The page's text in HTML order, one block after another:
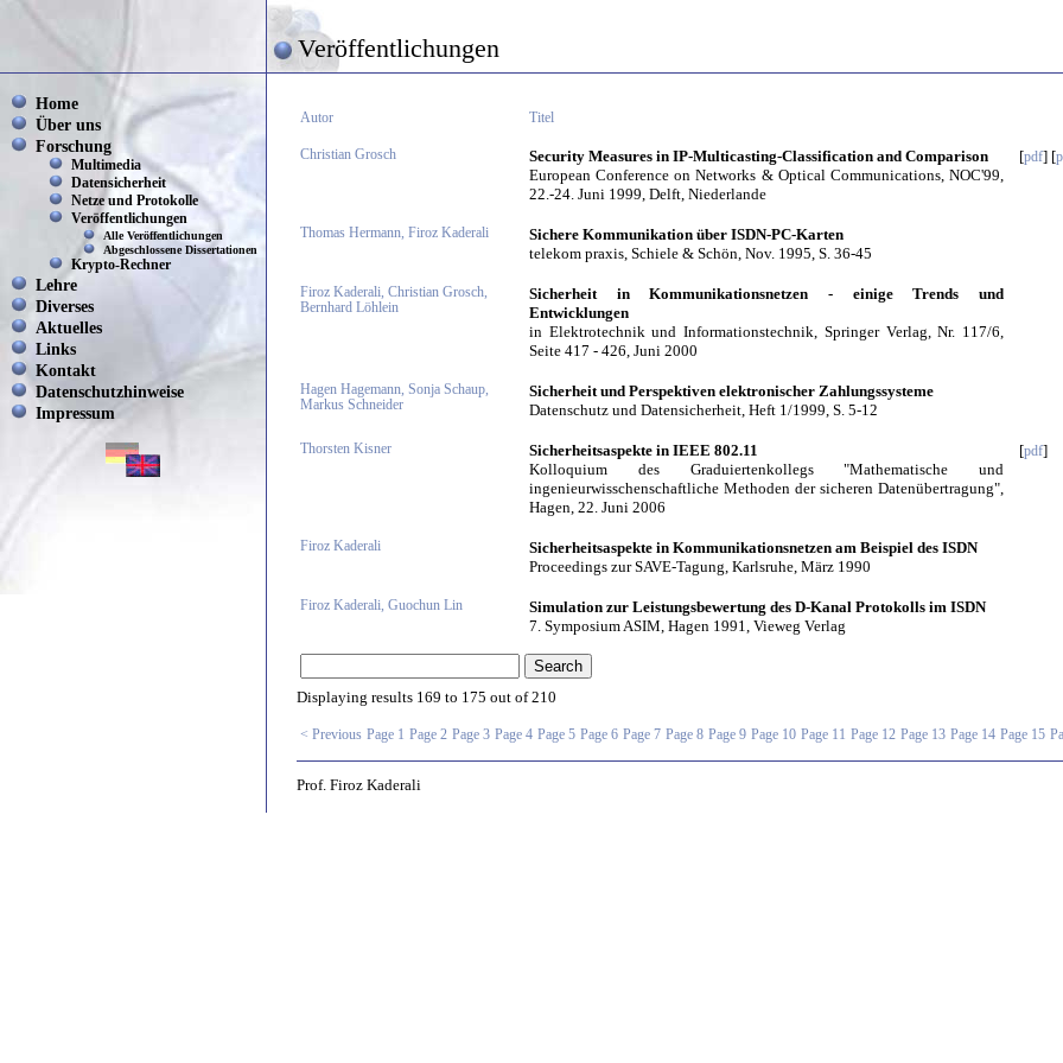
Veröffentlichungen
Home
Über uns
Forschung
Multimedia
Datensicherheit
Netze und Protokolle
Veröffentlichungen
Alle Veröffentlichungen
Abgeschlossene Dissertationen
Krypto-Rechner
Lehre
Diverses
Aktuelles
Links
Kontakt
Datenschutzhinweise
Impressum
Autor Titel
Christian Grosch
Security Measures in IP-Multicasting-Classification and Comparison
European Conference on Networks & Optical Communications, NOC'99,
22.-24. Juni 1999, Delft, Niederlande
[pdf] [
Thomas Hermann, Firoz Kaderali
Sichere Kommunikation über ISDN-PC-Karten
telekom praxis, Schiele & Schön, Nov. 1995, S. 36-45
Firoz Kaderali, Christian Grosch,
Bernhard Löhlein
Sicherheit in Kommunikationsnetzen - einige Trends und
Entwicklungen
in Elektrotechnik und Informationstechnik, Springer Verlag, Nr. 117/6,
Seite 417 - 426, Juni 2000
Hagen Hagemann, Sonja Schaup,
Markus Schneider
Sicherheit und Perspektiven elektronischer Zahlungssysteme
Datenschutz und Datensicherheit, Heft 1/1999, S. 5-12
Thorsten Kisner
Sicherheitsaspekte in IEEE 802.11
Kolloquium des Graduiertenkollegs "Mathematische und
ingenieurwisschenschaftliche Methoden der sicheren Datenübertragung",
Hagen, 22. Juni 2006
[pdf]
Firoz Kaderali
Sicherheitsaspekte in Kommunikationsnetzen am Beispiel des ISDN
Proceedings zur SAVE-Tagung, Karlsruhe, März 1990
Firoz Kaderali, Guochun Lin
Simulation zur Leistungsbewertung des D-Kanal Protokolls im ISDN
7. Symposium ASIM, Hagen 1991, Vieweg Verlag
Displaying results 169 to 175 out of210
< Previous Page 1 Page 2 Page 3 Page 4 Page 5 Page 6 Page 7 Page 8 Page 9 Page 10 Page 11 Page 12 Page 13 Page 14 Page 15
Prof. Firoz Kaderali